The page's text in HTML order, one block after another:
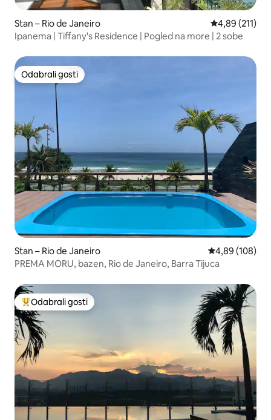
Stan – Rio de Janeiro Prosječna
4,89 (211)
Ipanema | Tiffany's Residence | Pogled na more | 2 sobe
Odabrali gosti
Odabrali gosti
Stan – Rio de Janeiro Prosječna
4,89 (108)
PREMA MORU, bazen, Rio de Janeiro, Barra Tijuca
Među najviše rangiranima s oznakom „Odabrali gosti”
Odabrali gosti